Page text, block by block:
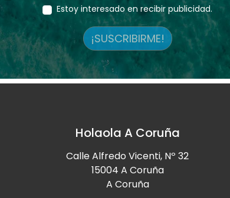
Estoy interesado en recibir publicidad.
¡SUSCRIBIRME!
Holaola A Coruña
Calle Alfredo Vicenti, Nº 32
15004 A Coruña
A Coruña